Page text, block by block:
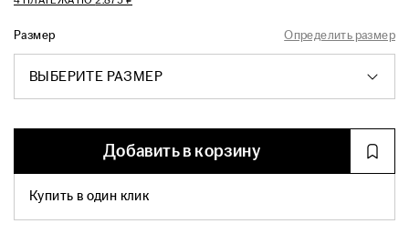
Размер Определить размер
ВЫБЕРИТЕ РАЗМЕР
Добавить в корзину
Купить в один клик